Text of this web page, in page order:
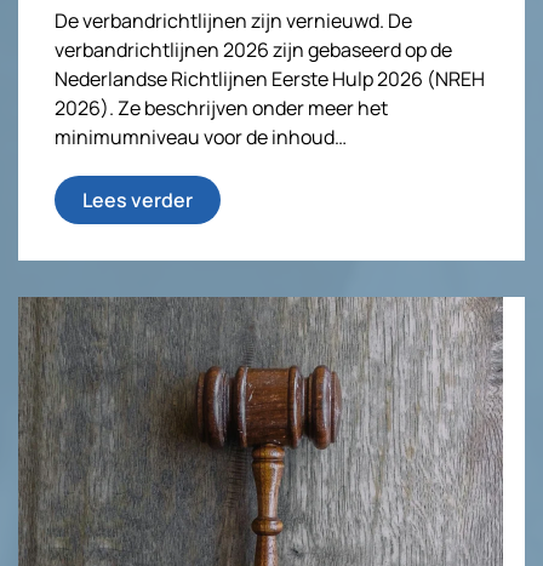
De verbandrichtlijnen zijn vernieuwd. De
verbandrichtlijnen 2026 zijn gebaseerd op de
Nederlandse Richtlijnen Eerste Hulp 2026 (NREH
2026). Ze beschrijven onder meer het
minimumniveau voor de inhoud…
Lees verder